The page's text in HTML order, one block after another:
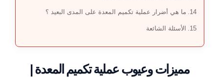
ما هي أضرار عملية تكميم المعدة على المدى البعيد ؟
الأسئلة الشائعة
مميزات وعيوب عملية تكميم المعدة |